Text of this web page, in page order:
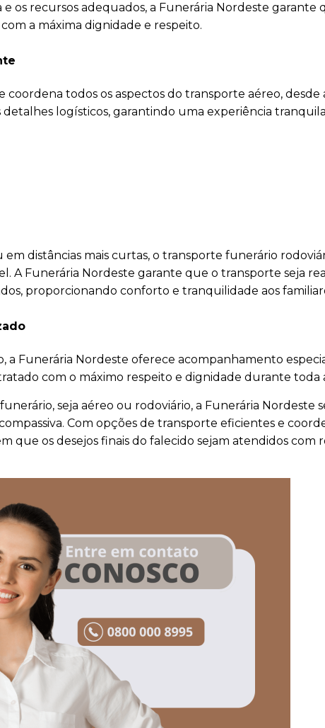
os recursos adequados, a Funerária Nordeste garante
a máxima dignidade e respeito.
coordena todos os aspectos do transporte aéreo, desde
logísticos, garantindo uma experiência
distâncias mais curtas, o transporte funerário
A Funerária Nordeste garante que o transporte seja
proporcionando conforto e tranquilidade aos
a Funerária Nordeste oferece acompanhamento
com o máximo respeito e dignidade durante toda
seja aéreo ou rodoviário, a Funerária Nordeste
Com opções de transporte eficientes e
que os desejos finais do falecido sejam atendidos com